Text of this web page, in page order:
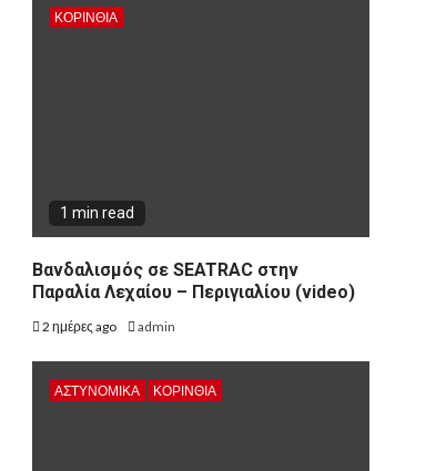
ΚΟΡΙΝΘΊΑ
1 min read
Βανδαλισμός σε SEATRAC στην
Παραλία Λεχαίου – Περιγιαλίου (video)
2 ημέρες ago admin
ΑΣΤΥΝΟΜΙΚΑ ΚΟΡΙΝΘΊΑ